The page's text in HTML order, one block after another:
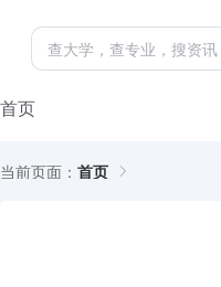
首页
当前页面： 首页